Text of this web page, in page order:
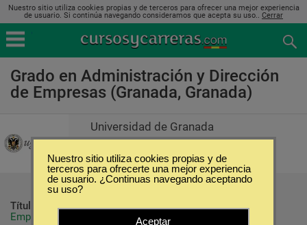
Nuestro sitio utiliza cookies propias y de terceros para ofrecer una mejor experiencia
de usuario. Si continúa navegando consideramos que acepta su uso.. Cerrar
Grado en Administración y Dirección
de Empresas (Granada, Granada)
Universidad de Granada
Título ofrecido:
Grado en Administración y Dirección de
Empresas
Nuestro sitio utiliza cookies propias y de
terceros para ofrecerte una mejor experiencia
de usuario. ¿Continuas navegando aceptando
su uso?
Aceptar